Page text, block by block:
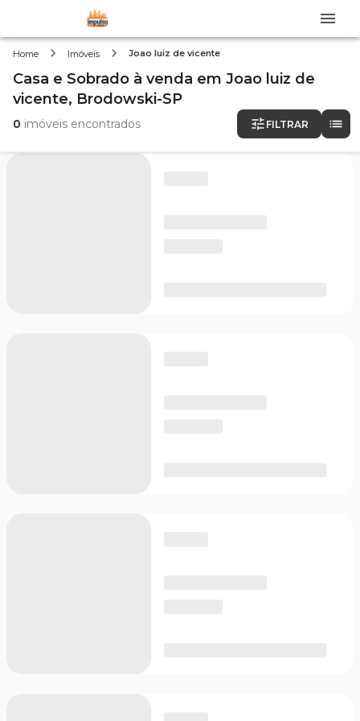
Home Imóveis Joao luiz de vicente
Casa e Sobrado à venda em Joao luiz de
vicente, Brodowski-SP
0 imóveis encontrados FILTRAR